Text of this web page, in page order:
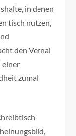
in denen
tisch nutzen,
den Vernal
einer
zumal